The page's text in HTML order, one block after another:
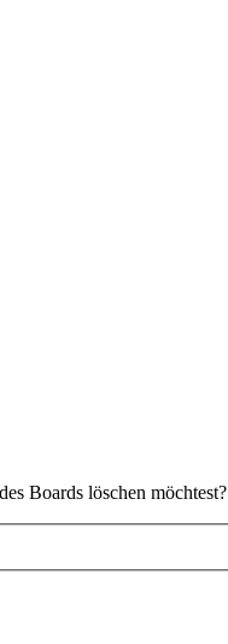
Boards löschen möchtest?